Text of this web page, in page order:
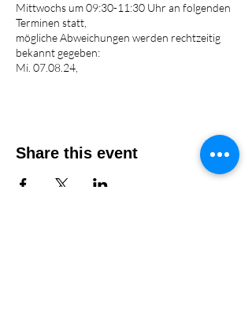
Mittwochs um 09:30-11:30 Uhr an folgenden
Terminen statt,
mögliche Abweichungen werden rechtzeitig
bekannt gegeben:
Mi. 07.08.24,
Mi. 27.11.24,
Share this event